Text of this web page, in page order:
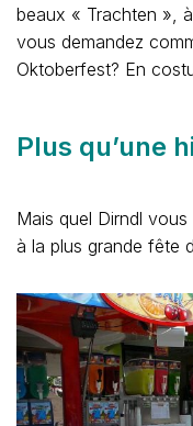
beaux « Trachten »,
vous demandez
Oktoberfest? En
Plus qu’une
Mais quel Dirndl
à la plus grande fête